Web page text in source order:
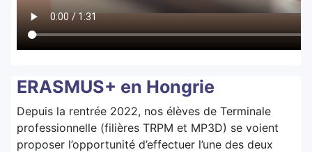
ERASMUS+ en Hongrie
Depuis la rentrée 2022, nos élèves de Terminale
professionnelle (filières TRPM et MP3D) se voient
proposer l’opportunité d’effectuer l’une des deux